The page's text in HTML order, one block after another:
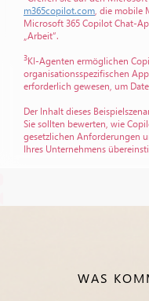
m365copilot.com , die
Microsoft 365 Copilot Chat-
„Arbeit“.
3KI-Agenten ermöglichen
organisationsspezifischen
erforderlich gewesen, um
Der Inhalt dieses
Sie sollten bewerten, wie
gesetzlichen Anforderungen
Ihres Unternehmens
WAS